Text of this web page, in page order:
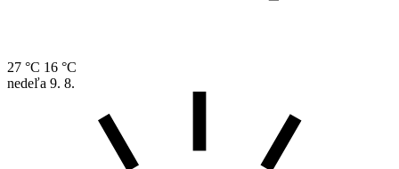
27 °C 16 °C
nedeľa 9. 8.